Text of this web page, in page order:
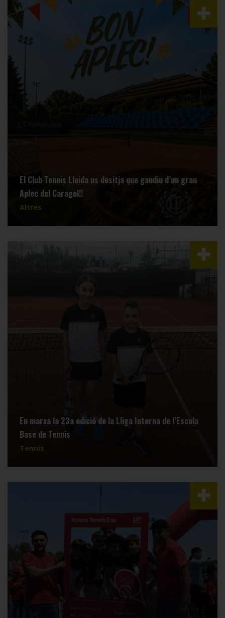
El Club Tennis Lleida us desitja que gaudiu d’un gran
Aplec del Caragol!!
Altres
En marxa la 23a edició de la Lliga Interna de l’Escola
Base de Tennis
Tennis